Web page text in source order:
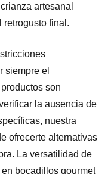
artesanal
retrogusto final.
siempre el
son
la ausencia de
nuestra
ofrecerte alternativas
La versatilidad de
bocadillos gourmet